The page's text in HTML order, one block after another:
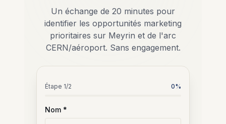
Un échange de 20 minutes pour
identifier les opportunités marketing
prioritaires sur Meyrin et de l'arc
CERN/aéroport. Sans engagement.
Étape 1/2 0%
Nom *